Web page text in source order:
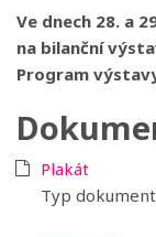
Ve dnech 28. a
na bilanční
Program
Plakát
Typ